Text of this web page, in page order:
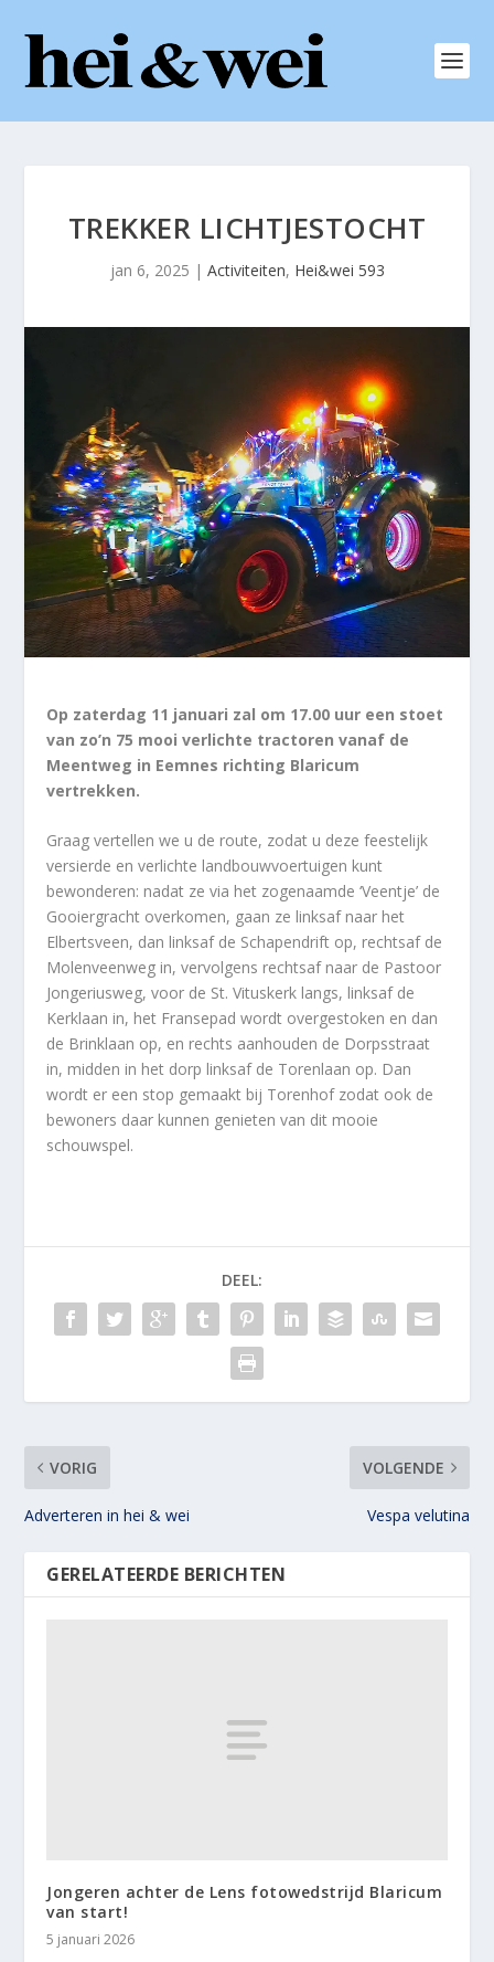
TREKKER LICHTJESTOCHT
jan 6, 2025 | Activiteiten, Hei&wei 593
Op zaterdag 11 januari zal om 17.00 uur een stoet
van zo’n 75 mooi verlichte tractoren vanaf de
Meentweg in Eemnes richting Blaricum
vertrekken.
Graag vertellen we u de route, zodat u deze feestelijk
versierde en verlichte landbouwvoertuigen kunt
bewonderen: nadat ze via het zogenaamde ‘Veentje’ de
Gooiergracht overkomen, gaan ze linksaf naar het
Elbertsveen, dan linksaf de Schapendrift op, rechtsaf de
Molenveenweg in, vervolgens rechtsaf naar de Pastoor
Jongeriusweg, voor de St. Vituskerk langs, linksaf de
Kerklaan in, het Fransepad wordt overgestoken en dan
de Brinklaan op, en rechts aanhouden de Dorpsstraat
in, midden in het dorp linksaf de Torenlaan op. Dan
wordt er een stop gemaakt bij Torenhof zodat ook de
bewoners daar kunnen genieten van dit mooie
schouwspel.
DEEL:
VORIG
Adverteren in hei & wei
VOLGENDE
Vespa velutina
GERELATEERDE BERICHTEN
Jongeren achter de Lens fotowedstrijd Blaricum
van start!
5 januari 2026